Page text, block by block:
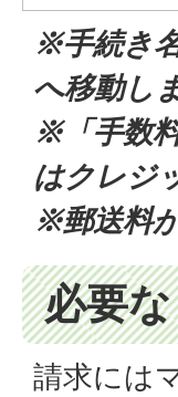
※手続き
へ移動し
※「手数
はクレジ
※郵送料
必要
請求には